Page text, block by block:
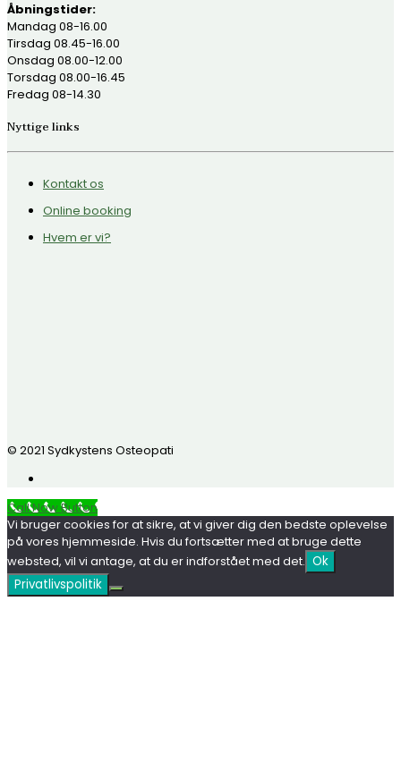
Åbningstider:
Mandag 08-16.00
Tirsdag 08.45-16.00
Onsdag 08.00-12.00
Torsdag 08.00-16.45
Fredag 08-14.30
Nyttige links
Kontakt os
Online booking
Hvem er vi?
© 2021 Sydkystens Osteopati
Call Now Button
Vi bruger cookies for at sikre, at vi giver dig den bedste oplevelse
på vores hjemmeside. Hvis du fortsætter med at bruge dette
websted, vil vi antage, at du er indforstået med det. Ok
Privatlivspolitik